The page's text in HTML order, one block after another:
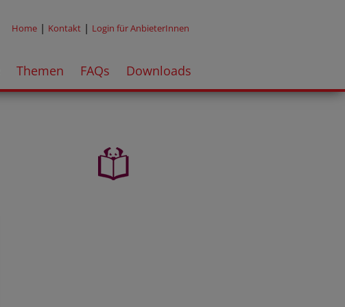
Themen FAQs Downloads
Home | Kontakt | Login für AnbieterInnen